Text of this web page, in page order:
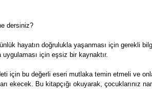
dersiniz?
hayatın doğrulukla yaşanması için gerekli
uygulaması için eşsiz bir kaynaktır.
için bu değerli eseri mutlaka temin etmeli ve
ekecek. Bu kitapçığı okuyarak, çocuklarınız